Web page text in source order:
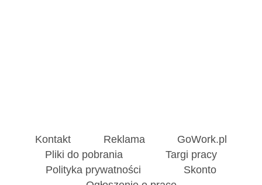
Kontakt Reklama
GoWork.pl
Pliki do pobrania
Targi pracy
Polityka prywatności
Skonto